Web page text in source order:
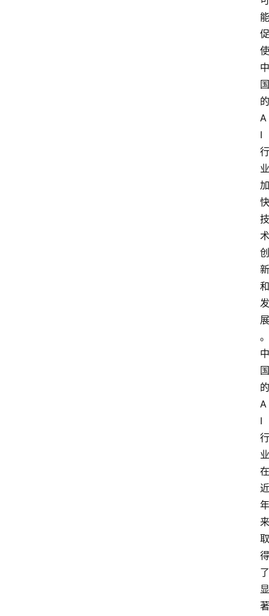
能
促
使
中
国
的
A
I
行
业
加
快
技
术
创
新
和
发
展
。
中
国
的
A
I
行
业
在
近
年
来
取
得
了
显
著